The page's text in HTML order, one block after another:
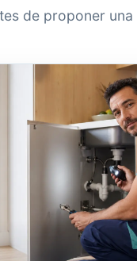
de proponer